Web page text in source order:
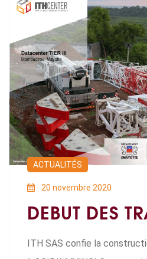
ACTUALITÉS
20 novembre 2020
DEBUT DES
ITH SAS confie la